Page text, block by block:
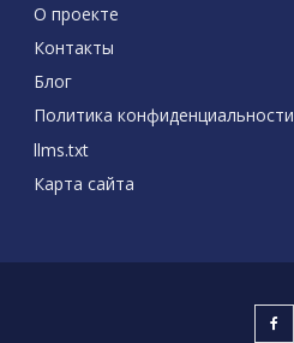
О проекте
Контакты
Блог
Политика конфиденциальности
llms.txt
Карта сайта